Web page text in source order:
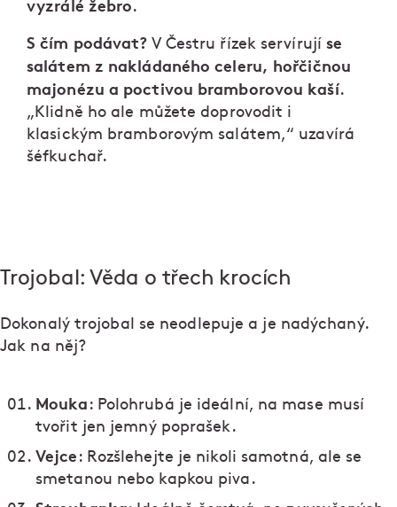
vyzrálé žebro.
S čím podávat? V Čestru řízek servírujíse
salátem z nakládaného celeru, hořčičnou
majonézu a poctivou bramborovou kaší.
„Klidně ho ale můžete doprovodit i
klasickým bramborovým salátem,“ uzavírá
šéfkuchař.
Trojobal: Věda o třech krocích
Dokonalý trojobal se neodlepuje a je nadýchaný.
Jak na něj?
Mouka : Polohrubá je ideální, na mase musí
tvořit jen jemný poprašek.
Vejce : Rozšlehejte je nikoli samotná, ale se
smetanou nebo kapkou piva.